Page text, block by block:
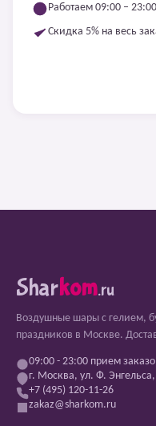
Работаем 09:00 –
Скидка 5% на весь
Sharkom.ru
Воздушные шары с гелием,
праздников в Москве.
09:00 - 23:00 прием
г. Москва, ул. Ф.
+7 (495) 120-11-26
zakaz@sharkom.ru